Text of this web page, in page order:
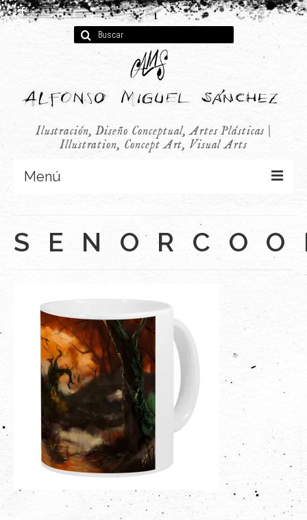
Buscar
por:
Ilustración, Diseño Conceptual, Artes Plásticas |
Illustration, Concept Art, Visual Arts
Menú
Infantil
Publicidad
Últimos Proyectos
Sobre el Autor
Clientes
Adquiere su Obra